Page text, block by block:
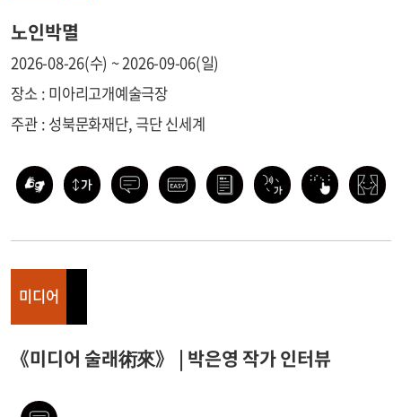
노인박멸
2026-08-26(수) ~ 2026-09-06(일)
장소 : 미아리고개예술극장
주관 : 성북문화재단, 극단 신세계
미디어
《미디어 술래術來》 | 박은영 작가 인터뷰